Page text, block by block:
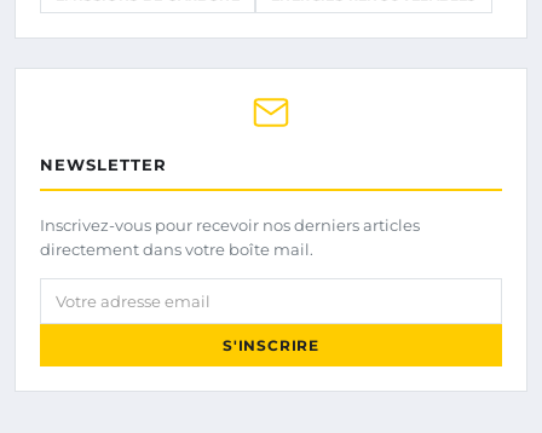
NEWSLETTER
Inscrivez-vous pour recevoir nos derniers articles
directement dans votre boîte mail.
Votre adresse email
S'INSCRIRE